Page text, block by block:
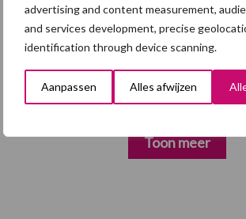
advertising and content measurement,
and services development, precise
identification through device scanning.
Aanpassen Alles afwijzen
4 aug
AVP in Finland
Toon meer